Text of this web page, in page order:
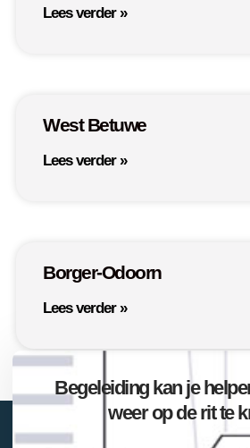
Lees verder »
West Betuwe
Lees verder »
Borger-Odoorn
Lees verder »
Begeleiding kan je
weer op de rit te